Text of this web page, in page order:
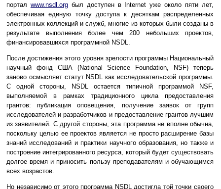
портал www.nsdl.orgбыл доступен в Internet уже около пяти лет,
обеспечивая единую точку доступа к десяткам распределенных
электронных коллекций и служб, многие из которых были созданы в
результате выполнения более чем 200 небольших проектов,
финансировавшихся программной NSDL.
После достижения этого уровня зрелости программы Национальный
научный фонд США (National Science Foundation, NSF) теперь
заново осмысляет статут NSDL как исследовательской программы.
С одной стороны, NSDL остается типичной программой NSF,
выполняемой в рамках традиционного цикла предоставления
грантов: публикация оповещения, получение заявок от групп
исследователей и разработчиков и предоставление грантов лучшим
из заявителей. С другой стороны, эта программа не вполне обычна,
поскольку целью ее проектов является не просто расширение базы
знаний исследований и практики научного образования, но также и
построение интегрированного ресурса, который будет существовать
долгое время и приносить пользу преподавателям и обучающимся
всех возрастов.
Но независимо от этого программа NSDL достигла той точки своего